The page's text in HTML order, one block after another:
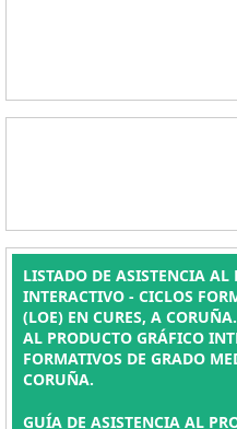
LISTADO DE ASISTENCIA AL
INTERACTIVO - CICLOS
(LOE) EN CURES, A
AL PRODUCTO GRÁFICO
FORMATIVOS DE GRADO
CORUÑA.
GUÍA DE ASISTENCIA AL